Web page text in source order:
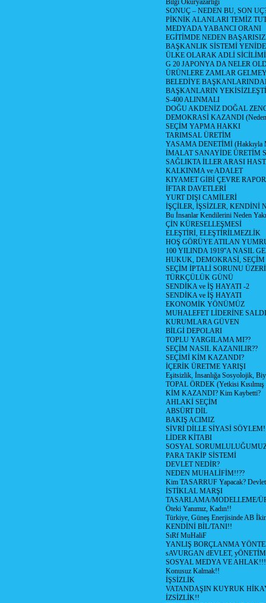
Bilgi Okuryazarlığı
SONUÇ – NEDEN BU, SON
PİKNİK ALANLARI TEMİZ
MEDYADA YABANCI ORANI
EGİTİMDE NEDEN
BAŞKANLIK SİSTEMİ
ÜLKE OLARAK ADLİ
G 20 JAPONYA DA NELER
ÜRÜNLERE ZAMLAR
BELEDİYE
BAŞKANLARIN
S-400 ALINMALI
DOĞU AKDENİZ DOĞAL
DEMOKRASİ KAZANDI (Neden
SEÇİM YAPMA HAKKI
TARIMSAL ÜRETİM
YASAMA DENETİMİ (Hakkıyla
İMALAT SANAYİDE ÜRETİM
SAĞLIKTA İLLER ARASI
KALKINMA ve ADALET
KIYAMET GİBİ ÇEVRE
İFTAR DAVETLERİ
YURT DIŞI CAMİLERİ
İŞÇİLER, İŞSİZLER, KENDİNİ
Bu İnsanlar Kendilerini Neden
ÇİN KÜRESELLEŞMESİ
ELEŞTİRİ, ELEŞTİRİLMEZLİK
HOŞ GÖRÜYE ATILAN
100 YILINDA 1919''A NASIL
HUKUK, DEMOKRASİ, SEÇİM
SEÇİM İPTALİ SORUNU
TÜRKÇÜLÜK GÜNÜ
SENDİKA ve İŞ HAYATI -2
SENDİKA ve İŞ HAYATI
EKONOMİK YÖNÜMÜZ
MUHALEFET LİDERİNE
KURUMLARA GÜVEN
BİLGİ DEPOLARI
TOPLU YARGILAMA MI??
SEÇİM NASIL KAZANILIR??
SEÇİMİ KİM KAZANDI?
İÇERİK ÜRETME YARIŞI
Eşitsizlik, İnsanlığa Sosyolojik,
TOPAL ÖRDEK (Yetkisi
KİM KAZANDI? Kim Kaybetti?
AHLAKİ SEÇİM
ABSÜRT DİL
BAKIŞ ACIMIZ
SİVRİ DİLLE SİYASİ
LİDER KİTABI
SOSYAL
PARA TAKİP SİSTEMİ
DEVLET NEDİR?
NEDEN MUHALİFİM!!??
Kim TASARRUF Yapacak? Devlet
İSTİKLAL MARŞI
TASARLAMA/MODELLEME/
Öteki Yanımız, Kadın!!
Türkiye, Güneş Enerjisinde AB
KENDİNİ BİL/TANI!!
SıRf MuHaliF
YANLIŞ BORÇLANMA
sAVURGAN dEVLET,
SOSYAL MEDYA VE AHLAK!!!
Konusuz Kalmak!!
İŞSİZLİK
VATANDAŞIN KUYRUK
İZSİZLİK!!